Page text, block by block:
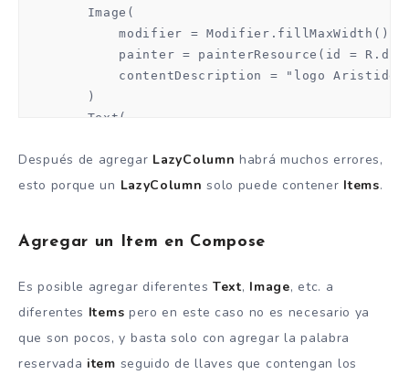
        Image(
modifier =
painter = painterResource(id =
contentDescription = "logo
        )
        Text(
            fontSize = 32.sp,
            color = Color.White,
Text(text = "Suscribete", color =
    }
}
Después de agregar LazyColumnhabrá muchos errores,
esto porque un LazyColumnsolo puede contener Items.
Agregar un Item en Compose
Es posible agregar diferentes Text, Image, etc. a
diferentes Items pero en este caso no es necesario ya
que son pocos, y basta solo con agregar la palabra
reservada item seguido de llaves que contengan los